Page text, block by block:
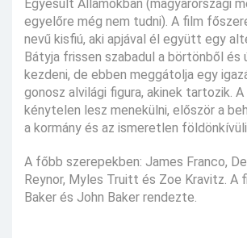
Egyesült Államokban (magyarországi
egyelőre még nem tudni). A film
nevű kisfiú, aki apjával él együtt egy
Bátyja frissen szabadul a börtönből és
kezdeni, de ebben meggátolja egy
gonosz alvilági figura, akinek tartozik.
kénytelen lesz menekülni, először a
a kormány és az ismeretlen
A főbb szerepekben: James Franco,
Reynor, Myles Truitt és Zoe Kravitz. A
Baker és John Baker rendezte.